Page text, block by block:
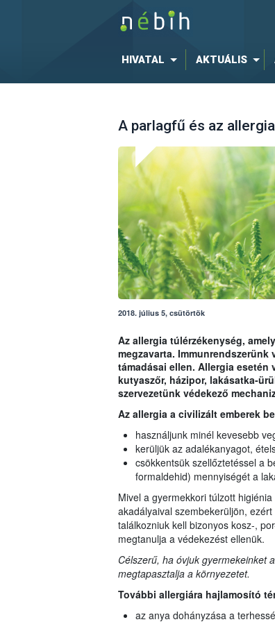
HIVATAL AKTUÁLIS
A parlagfű és az allergia
2018. július 5, csütörtök
Az allergia túlérzékenység,
megzavarta.
támadásai ellen. Allergia esetén
kutyaszőr, házipor, lakásatka-
szervezetünk védekező
Az allergia a civilizált emberek
használjunk minél kevesebb
kerüljük az adalékanyagot,
csökkentsük szellőztetéssel a
formaldehid) mennyiségét a
Mivel a gyermekkori túlzott
akadályaival szembekerüljön,
találkozniuk kell bizonyos kosz-,
megtanulja a védekezést ellenük.
Célszerű, ha óvjuk gyermekeinket
megtapasztalja a környezetet.
További allergiára hajlamosító
az anya dohányzása a